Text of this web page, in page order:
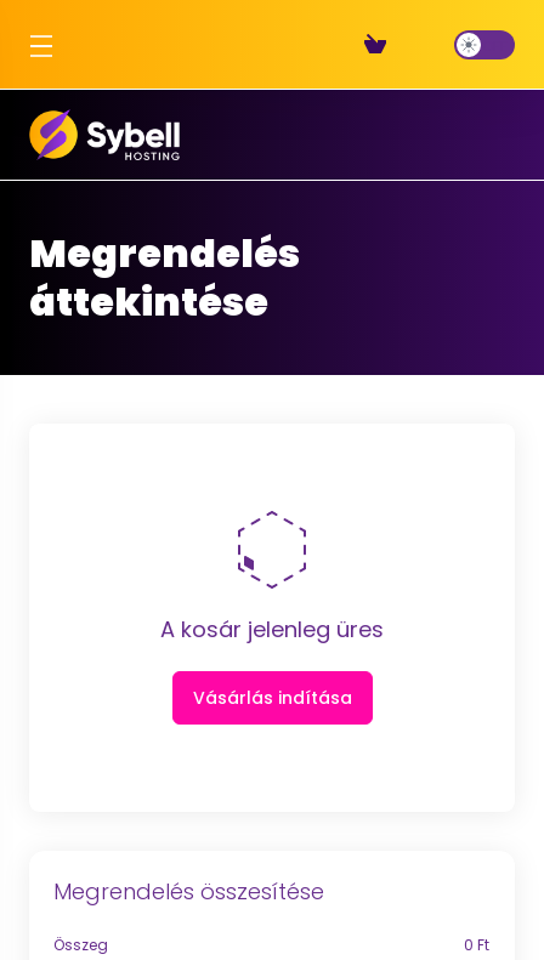
Megrendelés
áttekintése
A kosár jelenleg üres
Vásárlás indítása
Megrendelés összesítése
Összeg 0 Ft